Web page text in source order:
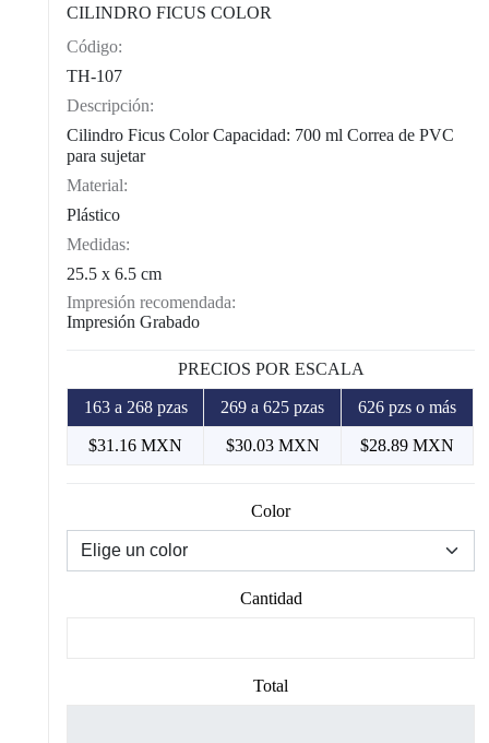
CILINDRO FICUS COLOR
Código:
TH-107
Descripción:
Cilindro Ficus Color Capacidad: 700 ml Correa de PVC
para sujetar
Material:
Plástico
Medidas:
25.5 x 6.5 cm
Impresión recomendada:
Impresión Grabado
PRECIOS POR ESCALA
163 a 268 pzas 269 a 625 pzas 626 pzs o más
$31.16 MXN $30.03 MXN $28.89 MXN
Color
Cantidad
Total